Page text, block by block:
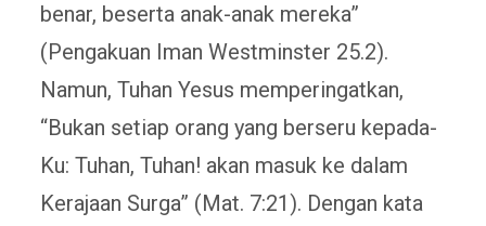
benar, beserta anak-anak mereka”
(Pengakuan Iman Westminster 25.2).
Namun, Tuhan Yesus memperingatkan,
“Bukan setiap orang yang berseru kepada-
Ku: Tuhan, Tuhan! akan masuk ke dalam
Kerajaan Surga” (Mat. 7:21). Dengan kata